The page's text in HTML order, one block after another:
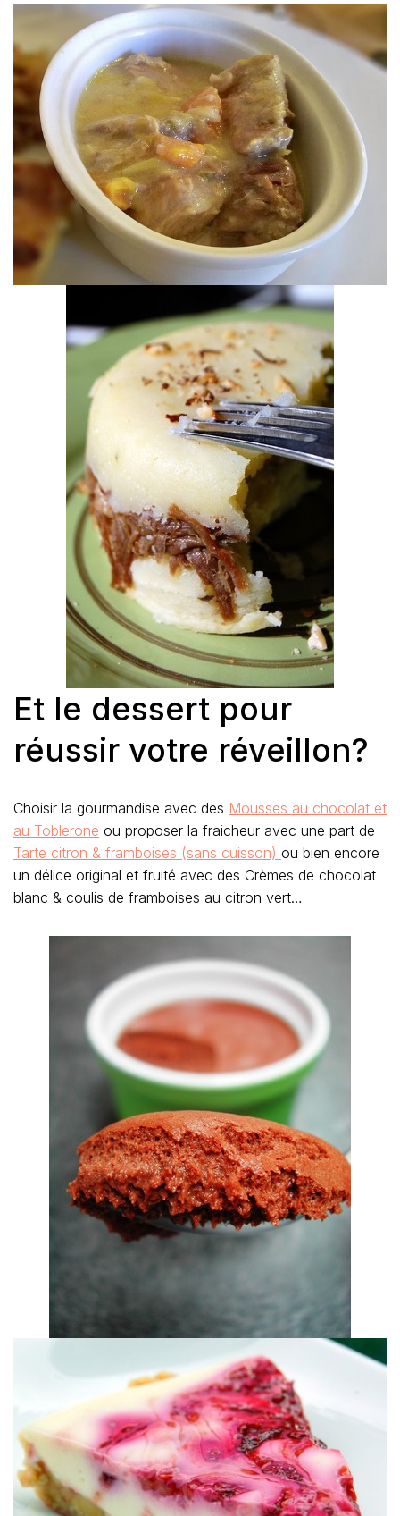
Et le dessert pour
réussir votre réveillon?
Choisir la gourmandise avec des Mousses au chocolat et
au Toblerone ou proposer la fraicheur avec une part de
Tarte citron & framboises (sans cuisson) ou bien encore
un délice original et fruité avec des Crèmes de chocolat
blanc & coulis de framboises au citron vert…